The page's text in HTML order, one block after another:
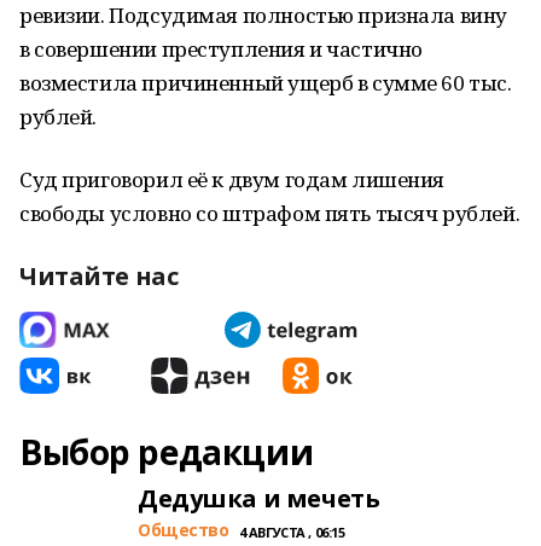
ревизии. Подсудимая полностью признала вину
в совершении преступления и частично
возместила причиненный ущерб в сумме 60 тыс.
рублей.
Суд приговорил её к двум годам лишения
свободы условно со штрафом пять тысяч рублей.
Читайте нас
Выбор редакции
Дедушка и мечеть
Общество 4 АВГУСТА , 06:15